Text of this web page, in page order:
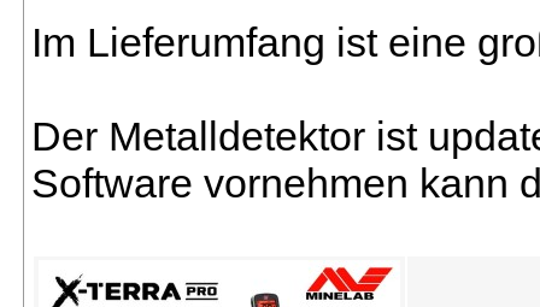
Im Lieferumfang ist eine
Der Metalldetektor ist
Software vornehmen kann